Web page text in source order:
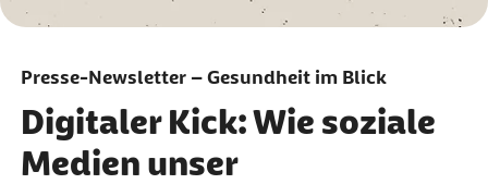
Presse-Newsletter – Gesundheit im Blick
Digitaler Kick: Wie soziale
Medien unser